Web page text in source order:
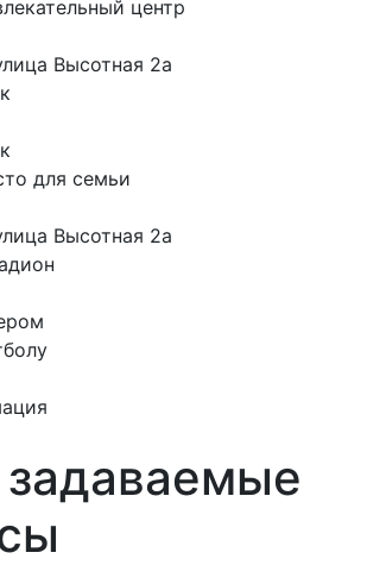
центр
Высотная 2a
для семьи
Высотная 2a